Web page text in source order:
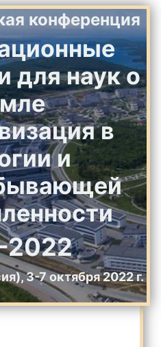
конференция
для наук о
в
и
2022
3-7 октября 2022 г.